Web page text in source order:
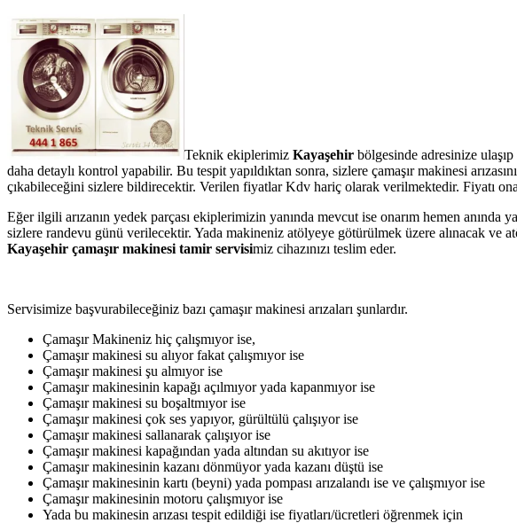
Teknik ekiplerimiz Kayaşehir bölgesinde adresinize ulaşıp
daha detaylı kontrol yapabilir. Bu tespit yapıldıktan sonra, sizlere çamaşır makinesi
çıkabileceğini sizlere bildirecektir. Verilen fiyatlar Kdv hariç olarak verilmektedir. Fiyatı
Eğer ilgili arızanın yedek parçası ekiplerimizin yanında mevcut ise onarım hemen
sizlere randevu günü verilecektir. Yada makineniz atölyeye götürülmek üzere alınacak ve
Kayaşehir çamaşır makinesi tamir servisimiz cihazınızı teslim eder.
Servisimize başvurabileceğiniz bazı çamaşır makinesi arızaları şunlardır.
Çamaşır Makineniz hiç çalışmıyor ise,
Çamaşır makinesi su alıyor fakat çalışmıyor ise
Çamaşır makinesi şu almıyor ise
Çamaşır makinesinin kapağı açılmıyor yada kapanmıyor ise
Çamaşır makinesi su boşaltmıyor ise
Çamaşır makinesi çok ses yapıyor, gürültülü çalışıyor ise
Çamaşır makinesi sallanarak çalışıyor ise
Çamaşır makinesi kapağından yada altından su akıtıyor ise
Çamaşır makinesinin kazanı dönmüyor yada kazanı düştü ise
Çamaşır makinesinin kartı (beyni) yada pompası arızalandı ise ve çalışmıyor ise
Çamaşır makinesinin motoru çalışmıyor ise
Yada bu makinesin arızası tespit edildiği ise fiyatları/ücretleri öğrenmek için